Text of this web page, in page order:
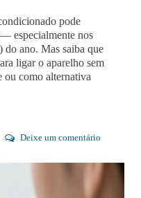
pode
especialmente nos
do ano. Mas saiba que
ligar o aparelho sem
ou como alternativa
Deixe um comentário